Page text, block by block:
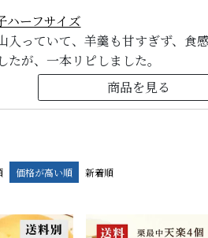
ハーフサイズ
入っていて、羊羹も甘すぎず、食
たが、一本リピしました。
商品を見る
価格が高い順 新着順